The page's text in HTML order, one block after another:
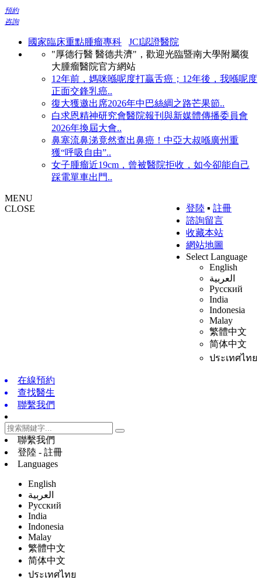
預約
咨詢
國家臨床重點腫瘤專科
JCI認證醫院
"厚德行醫 醫德共濟"，歡迎光臨暨南大學附屬復
大腫瘤醫院官方網站
12年前，媽咪喺呢度打贏舌癌；12年後，我喺呢度
正面交鋒乳癌..
復大獲邀出席2026年中巴絲綢之路芒果節..
白求恩精神研究會醫院報刊與新媒體傳播委員會
2026年換屆大會..
鼻塞流鼻涕竟然查出鼻癌！中亞大叔喺廣州重
獲“呼吸自由”..
女子腫瘤近19cm，曾被醫院拒收，如今卻能自己
踩電單車出門..
登陸 ▪ 註冊
諮詢留言
收藏本站
網站地圖
Select Language
English
العربية
Русский
India
Indonesia
Malay
繁體中文
简体中文
ประเทศไทย
MENU
CLOSE
在線預約
查找醫生
聯繫我們
聯繫我們
登陸 - 註冊
Languages
English
العربية
Русский
India
Indonesia
Malay
繁體中文
简体中文
ประเทศไทย